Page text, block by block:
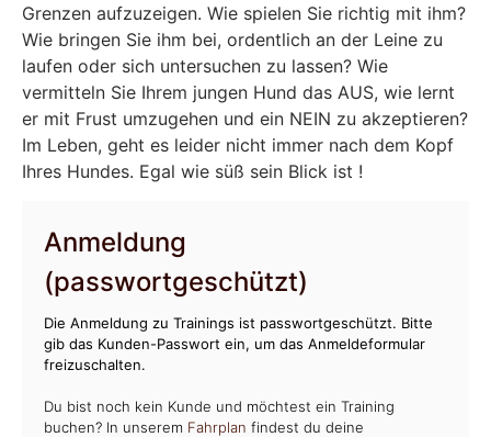
Grenzen aufzuzeigen. Wie spielen Sie richtig mit ihm?
Wie bringen Sie ihm bei, ordentlich an der Leine zu
laufen oder sich untersuchen zu lassen? Wie
vermitteln Sie Ihrem jungen Hund das AUS, wie lernt
er mit Frust umzugehen und ein NEIN zu akzeptieren?
Im Leben, geht es leider nicht immer nach dem Kopf
Ihres Hundes. Egal wie süß sein Blick ist !
Anmeldung
(passwortgeschützt)
Die Anmeldung zu Trainings ist passwortgeschützt. Bitte
gib das Kunden-Passwort ein, um das Anmeldeformular
freizuschalten.
Du bist noch kein Kunde und möchtest ein Training
buchen? In unserem Fahrplan findest du deine